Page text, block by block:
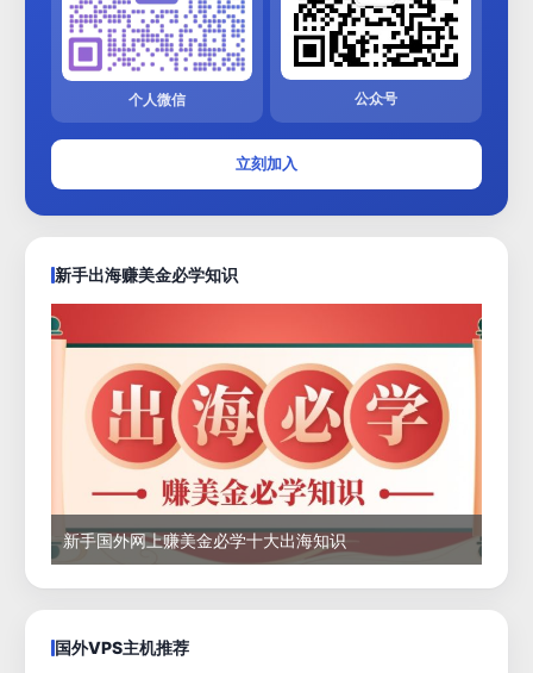
个人微信 公众号
立刻加入
新手出海赚美金必学知识
新手国外网上赚美金必学十大出海知识
国外VPS主机推荐